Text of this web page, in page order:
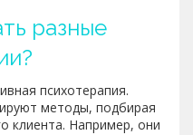
разные
психотерапия.
методы, подбирая
клиента. Например, они